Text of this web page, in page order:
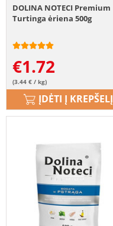
DOLINA NOTECI Premium
Turtinga ėriena 500g
€1.72
(3.44 € / kg)
ĮDĖTI Į KREPŠELĮ